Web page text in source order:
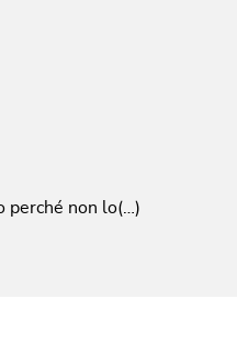
perché non lo(…)